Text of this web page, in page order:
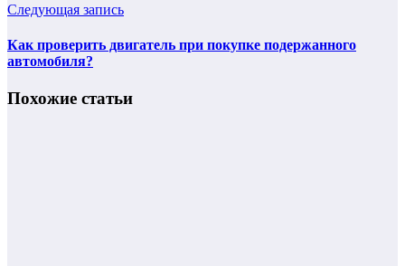
Следующая запись
Как проверить двигатель при покупке подержанного
автомобиля?
Похожие статьи